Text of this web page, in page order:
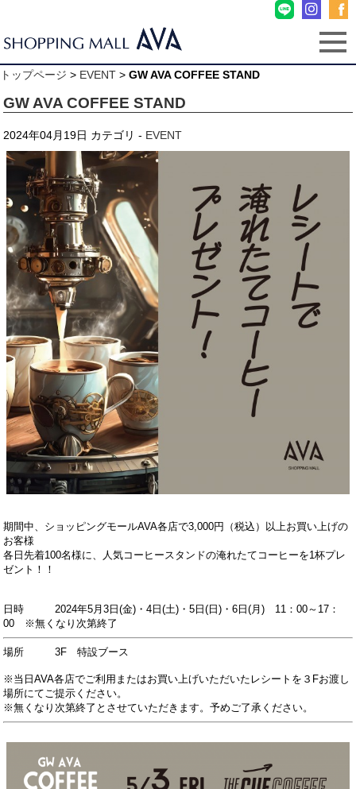
トップページ > EVENT > GW AVA COFFEE STAND
GW AVA COFFEE STAND
2024年04月19日 カテゴリ - EVENT
期間中、ショッピングモールAVA各店で3,000円（税込）以上お買い上げの
お客様
各日先着100名様に、人気コーヒースタンドの淹れたてコーヒーを1杯プレ
ゼント！！
日時 2024年5月3日(金)・4日(土)・5日(日)・6日(月) 11：00～17：
00 ※無くなり次第終了
場所 3F 特設ブース
※当日AVA各店でご利用またはお買い上げいただいたレシートを３Fお渡し
場所にてご提示ください。
※無くなり次第終了とさせていただきます。予めご了承ください。